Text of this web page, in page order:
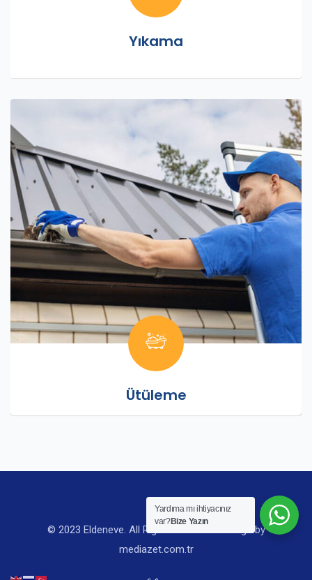
Yıkama
Ütüleme
© 2023 Eldeneve. All Rights Reserved. Design by
mediazet.com.tr
Yardıma mı ihtiyacınız
var?Bize Yazın